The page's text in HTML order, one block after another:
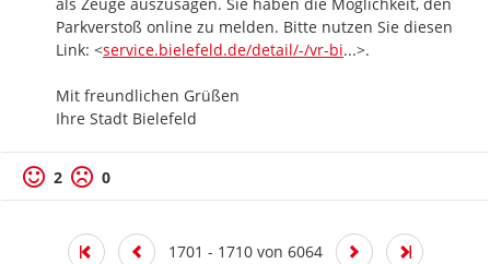
Parkverstoß online zu melden. Bitte nutzen Sie diesen
Link: <https://
service.bielefeld.de/detail/-/vr-bis-detail/
...>.
Mit freundlichen Grüßen
Ihre Stadt Bielefeld
2 0
1701 - 1710 von 6064